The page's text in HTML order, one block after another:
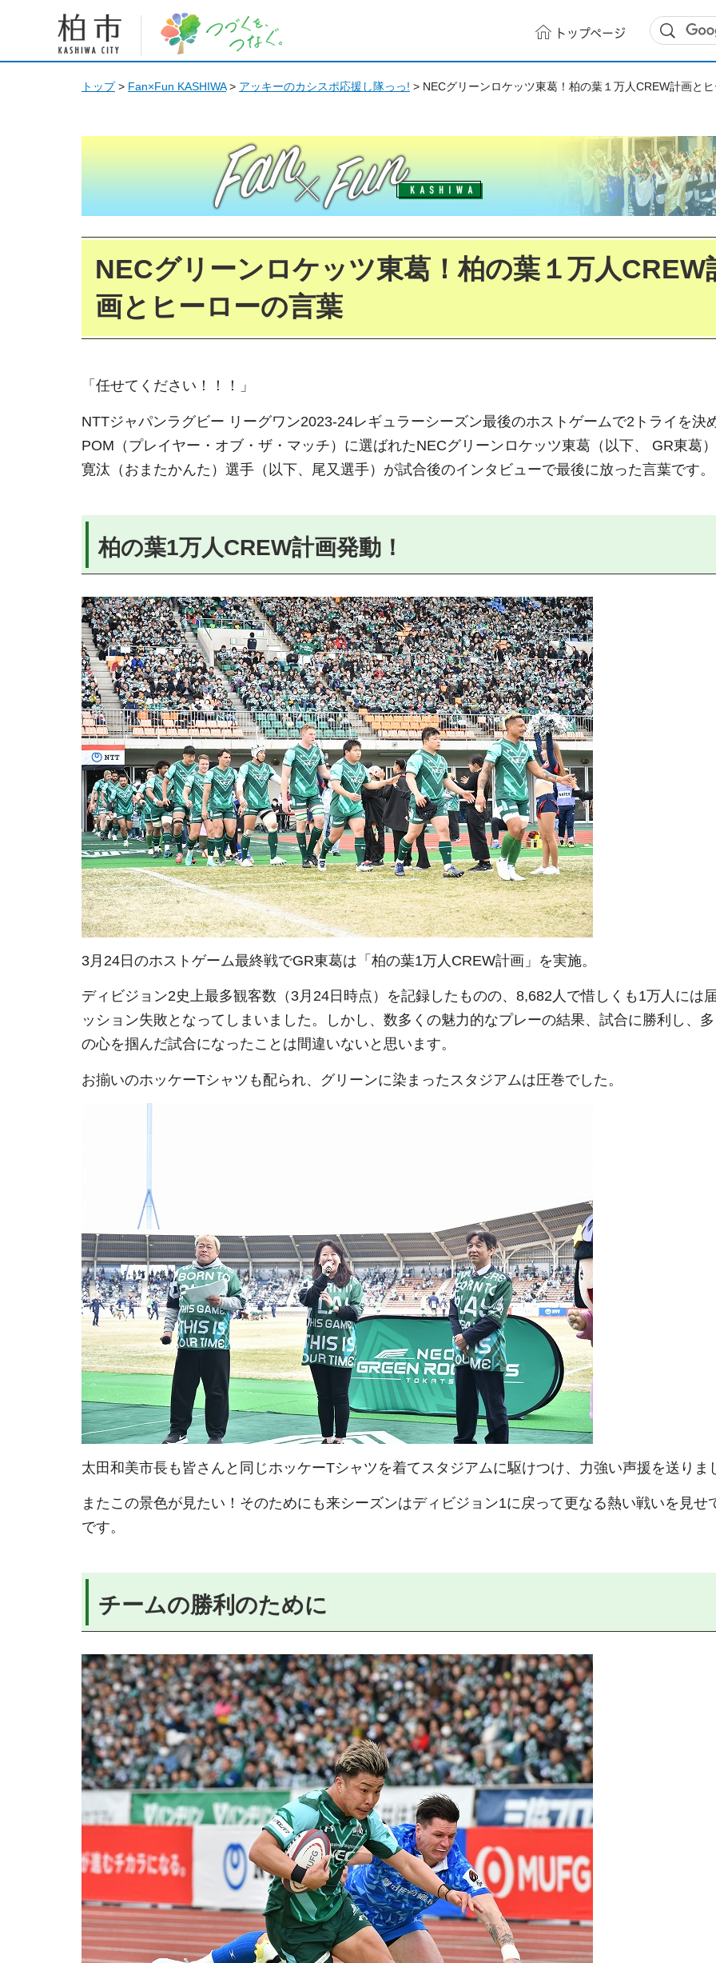
柏市 つづくを、つなぐ。
トップページ
トップ> Fan×Fun KASHIWA> アッキーのカシスポ応援し隊っっ! > NECグリーンロケッツ東葛！柏の葉１万人CREW計画と
NECグリーンロケッツ東葛！柏の葉１万人CREW
画とヒーローの言葉
「任せてください！！！」
NTTジャパンラグビー リーグワン2023-24レギュラーシーズン最後のホストゲームで2トライを決め
POM（プレイヤー・オブ・ザ・マッチ）に選ばれたNECグリーンロケッツ東葛（以下、 GR東葛
寛汰（おまたかんた）選手（以下、尾又選手）が試合後のインタビューで最後に放った言葉です。
柏の葉1万人CREW計画発動！
3月24日のホストゲーム最終戦でGR東葛は「柏の葉1万人CREW計画」を実施。
ディビジョン2史上最多観客数（3月24日時点）を記録したものの、8,682人で惜しくも1万人には
ッション失敗となってしまいました。しかし、数多くの魅力的なプレーの結果、試合に勝利し、
の心を掴んだ試合になったことは間違いないと思います。
お揃いのホッケーTシャツも配られ、グリーンに染まったスタジアムは圧巻でした。
太田和美市長も皆さんと同じホッケーTシャツを着てスタジアムに駆けつけ、力強い声援を送りま
またこの景色が見たい！そのためにも来シーズンはディビジョン1に戻って更なる熱い戦いを見せ
です。
チームの勝利のために